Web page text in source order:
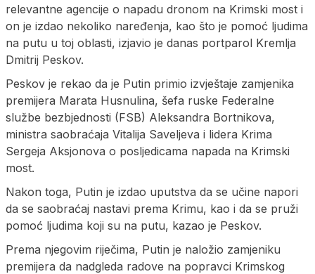
relevantne agencije o napadu dronom na Krimski most i
on je izdao nekoliko naređenja, kao što je pomoć ljudima
na putu u toj oblasti, izjavio je danas portparol Kremlja
Dmitrij Peskov.
Peskov je rekao da je Putin primio izvještaje zamjenika
premijera Marata Husnulina, šefa ruske Federalne
službe bezbjednosti (FSB) Aleksandra Bortnikova,
ministra saobraćaja Vitalija Saveljeva i lidera Krima
Sergeja Aksjonova o posljedicama napada na Krimski
most.
Nakon toga, Putin je izdao uputstva da se učine napori
da se saobraćaj nastavi prema Krimu, kao i da se pruži
pomoć ljudima koji su na putu, kazao je Peskov.
Prema njegovim riječima, Putin je naložio zamjeniku
premijera da nadgleda radove na popravci Krimskog